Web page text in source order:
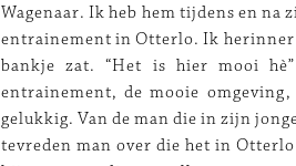
Wagenaar. Ik heb hem tijdens en
entrainement in Otterlo. Ik herinner
bankje zat. “Het is hier mooi
entrainement, de mooie
gelukkig. Van de man die in zijn
tevreden man over die het in